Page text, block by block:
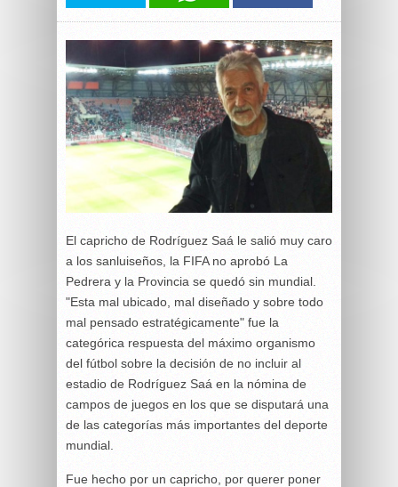
El capricho de Rodríguez Saá le salió muy caro
a los sanluiseños, la FIFA no aprobó La
Pedrera y la Provincia se quedó sin mundial.
"Esta mal ubicado, mal diseñado y sobre todo
mal pensado estratégicamente" fue la
categórica respuesta del máximo organismo
del fútbol sobre la decisión de no incluir al
estadio de Rodríguez Saá en la nómina de
campos de juegos en los que se disputará una
de las categorías más importantes del deporte
mundial.
Fue hecho por un capricho, por querer poner